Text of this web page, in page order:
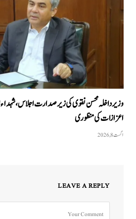
وزیرداخلہ محسن نقوی کی زیر صدارت اجلاس،
اعزازات کی منظوری
اگست 8, 2026
LEAVE A REPLY